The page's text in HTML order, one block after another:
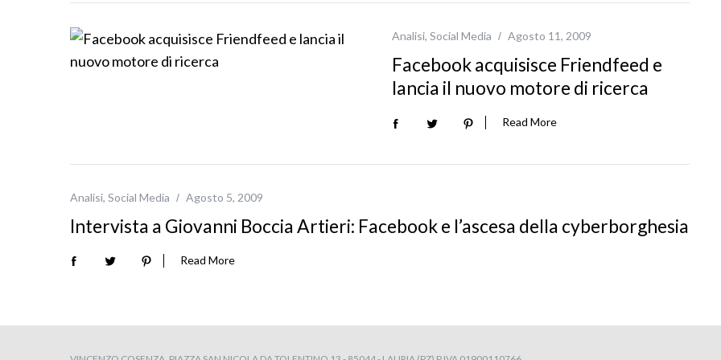
Analisi, Social Media Agosto 11, 2009
Facebook acquisisce Friendfeed e
lancia il nuovo motore di ricerca
Read More
Analisi, Social Media Agosto 5, 2009
Intervista a Giovanni Boccia Artieri: Facebook e l’ascesa della cyberborghesia
Read More